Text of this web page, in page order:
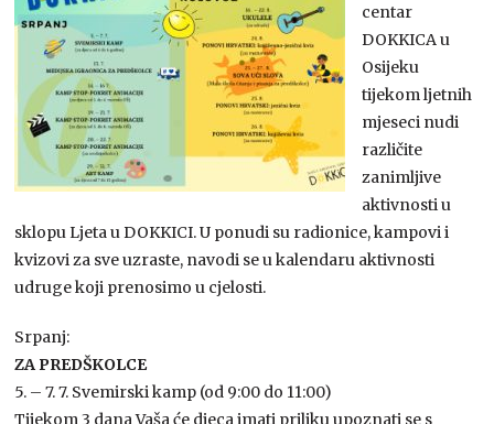
centar
DOKKICA u
Osijeku
tijekom ljetnih
mjeseci nudi
različite
zanimljive
aktivnosti u
sklopu Ljeta u DOKKICI. U ponudi su radionice, kampovi i
kvizovi za sve uzraste, navodi se u kalendaru aktivnosti
udruge koji prenosimo u cjelosti.
Srpanj:
ZA PREDŠKOLCE
5. – 7. 7. Svemirski kamp (od 9:00 do 11:00)
Tijekom 3 dana Vaša će djeca imati priliku upoznati se s